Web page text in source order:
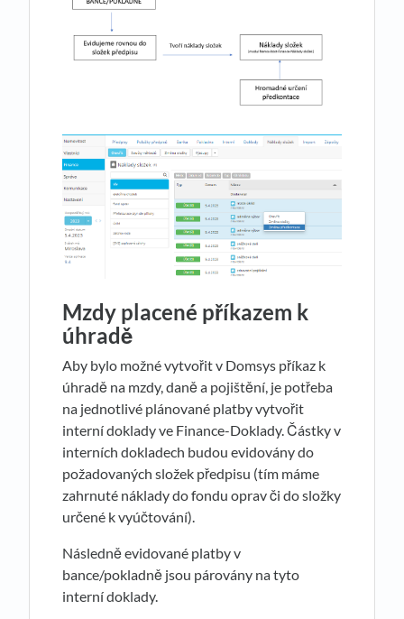
Mzdy placené příkazem k
úhradě
Aby bylo možné vytvořit v Domsys příkaz k
úhradě na mzdy, daně a pojištění, je potřeba
na jednotlivé plánované platby vytvořit
interní doklady ve Finance-Doklady. Částky v
interních dokladech budou evidovány do
požadovaných složek předpisu (tím máme
zahrnuté náklady do fondu oprav či do složky
určené k vyúčtování).
Následně evidované platby v
bance/pokladně jsou párovány na tyto
interní doklady.